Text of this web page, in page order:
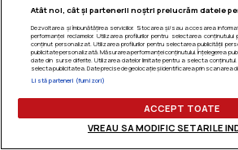
Atât noi, cât și partenerii noștri prelucrăm datele
Dezvoltarea și îmbunătățirea serviciilor. Stocarea și/sau accesarea
performanței reclamelor. Utilizarea profilurilor pentru selectarea
conținut personalizat. Utilizarea profilurilor pentru selectarea publicității
publicitate personalizată. Măsurarea performanței conținutului. Înțelegerea
date din surse diferite. Utilizarea datelor limitate pentru a selecta
selecta publicitatea. Date precise de geolocație și identificarea prin scanarea
Listă parteneri (furnizori)
ACCEPT TOATE
VREAU SA MODIFIC SETARILE